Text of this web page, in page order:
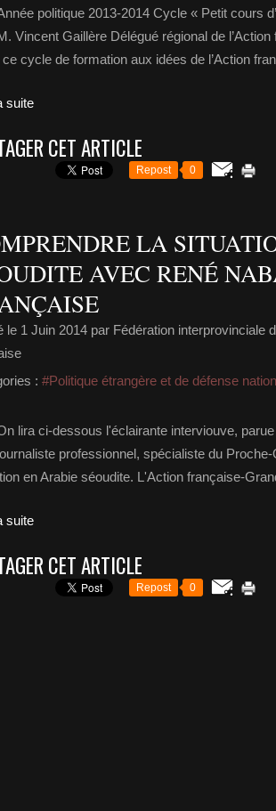
politique 2013-2014 Cycle « Petit cours
Vincent Gaillère Délégué régional de
cycle de formation aux idées de l’Action
suite
CET ARTICLE
Repost 0
LA
AVEC RENÉ
le 1 Juin 2014 par Fédération interprovinciale
: #Politique étrangère et de défense
lira ci-dessous l'éclairante interviouve,
professionnel, spécialiste du
en Arabie séoudite. L'Action française-
suite
CET ARTICLE
Repost 0